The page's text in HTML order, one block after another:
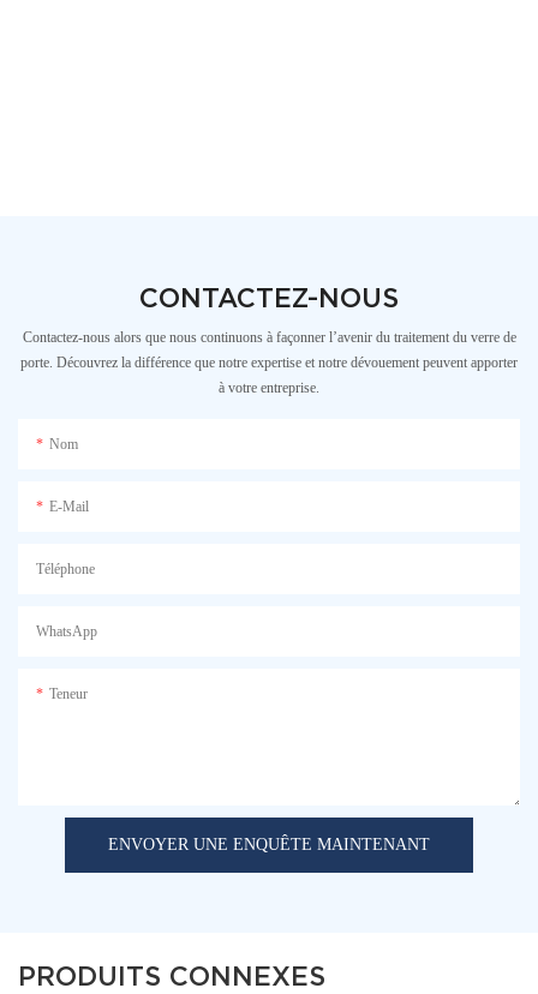
CONTACTEZ-NOUS
Contactez-nous alors que nous continuons à façonner l’avenir du traitement du verre de
porte. Découvrez la différence que notre expertise et notre dévouement peuvent apporter
à votre entreprise.
Nom
E-Mail
Téléphone
WhatsApp
Teneur
ENVOYER UNE ENQUÊTE MAINTENANT
PRODUITS CONNEXES